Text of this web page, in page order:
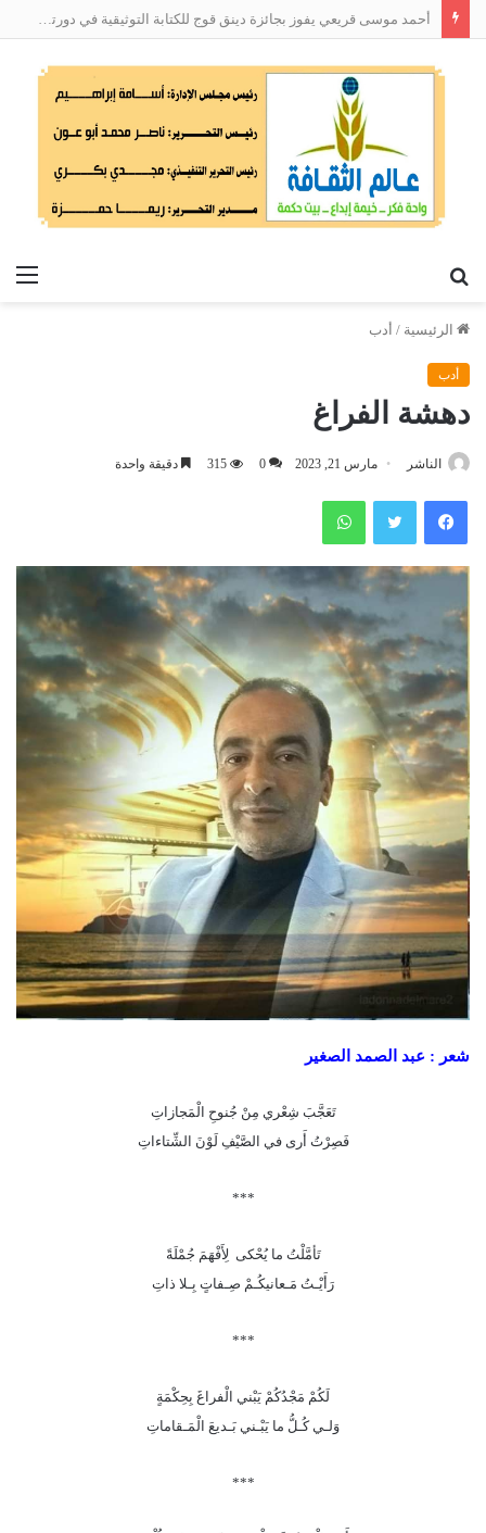
أحمد موسى قريعي يفوز بجائزة دينق قوج للكتابة التوثيقية في دورتها الأولى
الرئيسية / أدب
أدب
دهشة الفراغ
الناشر مارس 21, 2023 0
315 دقيقة واحدة
فيسبوك تويتر واتساب
شعر : عبد الصمد الصغير
تَعَجَّبَ شِعْري مِنْ جُنوحِ الْمَجازاتِ
فَصِرْتُ أَرى في الصَّيْفِ لَوْنَ الشِّتاءاتِ
***
تَأمَّلْتُ ما يُحْكى لِأَفْهَمَ جُمْلَةً
رَأَيْـتُ مَـعانيكُـمْ صِـفاتٍ بِـلا ذاتِ
***
لَكُمْ مَجْدُكُمْ يَبْني الْفراغَ بِحِكْمَةٍ
وَلـي كُـلُّ ما يَبْـني بَـديعَ الْمَـقاماتِ
***